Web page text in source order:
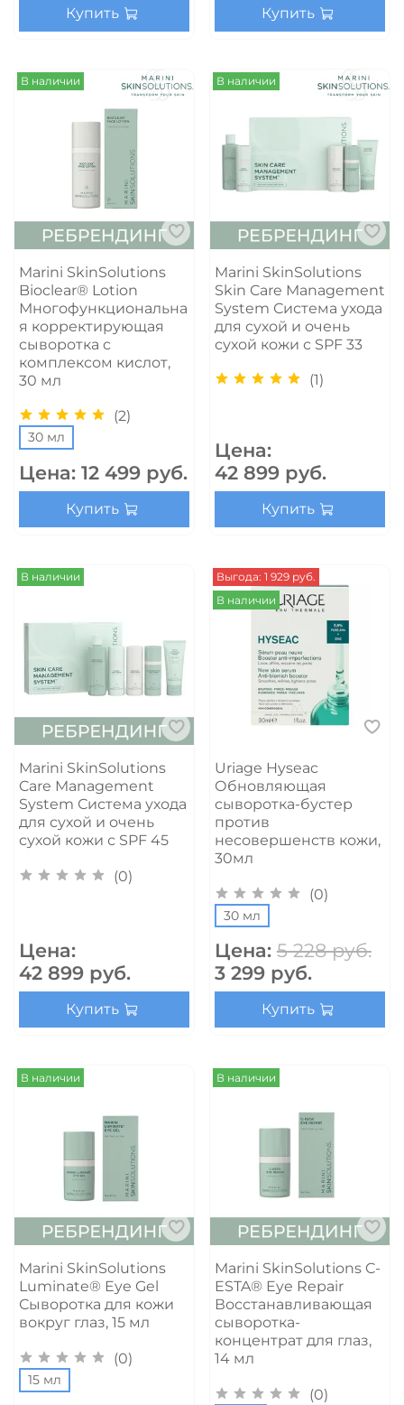
Купить Купить
В наличии
Marini SkinSolutions
Bioclear® Lotion
Многофункциональна
я корректирующая
сыворотка c
комплексом кислот,
30 мл
(2)
30 мл
Цена: 12 499 руб.
Купить
В наличии
Marini SkinSolutions
Skin Care Management
System Система ухода
для сухой и очень
сухой кожи с SPF 33
(1)
Цена:
42 899 руб.
Купить
В наличии
Marini SkinSolutions
Care Management
System Система ухода
для сухой и очень
сухой кожи с SPF 45
(0)
Цена:
42 899 руб.
Купить
Выгода: 1 929 руб.
В наличии
Uriage Hyseac
Обновляющая
сыворотка-бустер
против
несовершенств кожи,
30мл
(0)
30 мл
Цена: 5 228 руб.
3 299 руб.
Купить
В наличии
Marini SkinSolutions
Luminate® Eye Gel
Сыворотка для кожи
вокруг глаз, 15 мл
(0)
15 мл
В наличии
Marini SkinSolutions C-
ESTA® Eye Repair
Восстанавливающая
сыворотка-
концентрат для глаз,
14 мл
(0)